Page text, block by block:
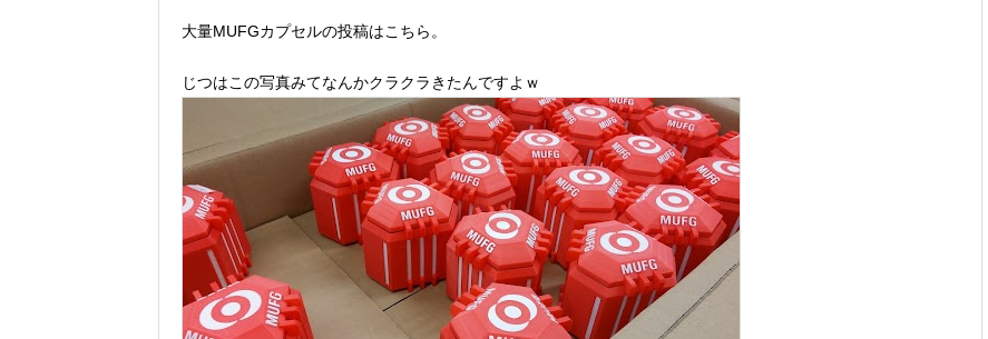
大量MUFGカプセルの投稿はこちら。
じつはこの写真みてなんかクラクラきたんですよｗ